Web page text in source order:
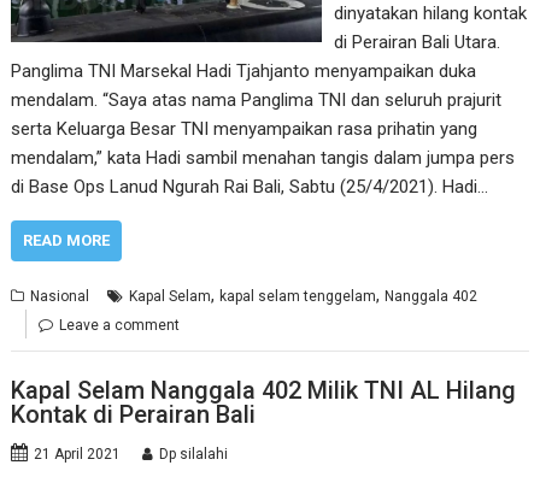
dinyatakan hilang kontak
di Perairan Bali Utara.
Panglima TNI Marsekal Hadi Tjahjanto menyampaikan duka
mendalam. “Saya atas nama Panglima TNI dan seluruh prajurit
serta Keluarga Besar TNI menyampaikan rasa prihatin yang
mendalam,” kata Hadi sambil menahan tangis dalam jumpa pers
di Base Ops Lanud Ngurah Rai Bali, Sabtu (25/4/2021). Hadi…
READ MORE
Nasional Kapal Selam,kapal selam tenggelam,Nanggala 402
Leave a comment
Kapal Selam Nanggala 402 Milik TNI AL Hilang
Kontak di Perairan Bali
21 April 2021 Dp silalahi